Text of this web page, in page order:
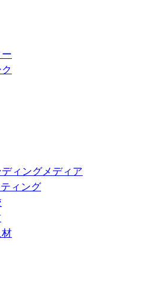
ィングメディア
ィング